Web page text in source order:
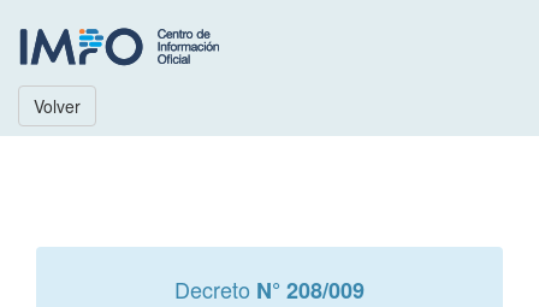
Volver
Decreto N° 208/009